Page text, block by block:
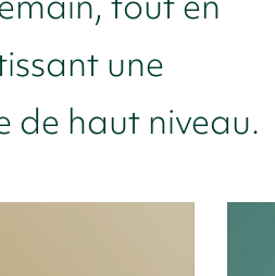
une
de haut niveau.